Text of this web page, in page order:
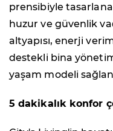
prensibiyle
huzur ve güvenlik
altyapısı, enerji
destekli bina
yaşam modeli
5 dakikalık konfor